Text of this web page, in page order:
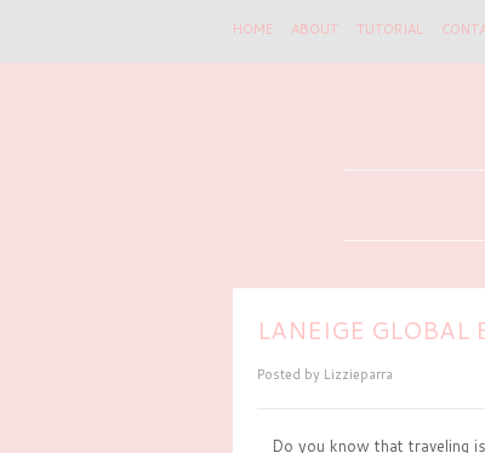
HOME ABOUT TUTORIAL
LANEIGE
Posted by Lizzieparra
Do you know that traveling